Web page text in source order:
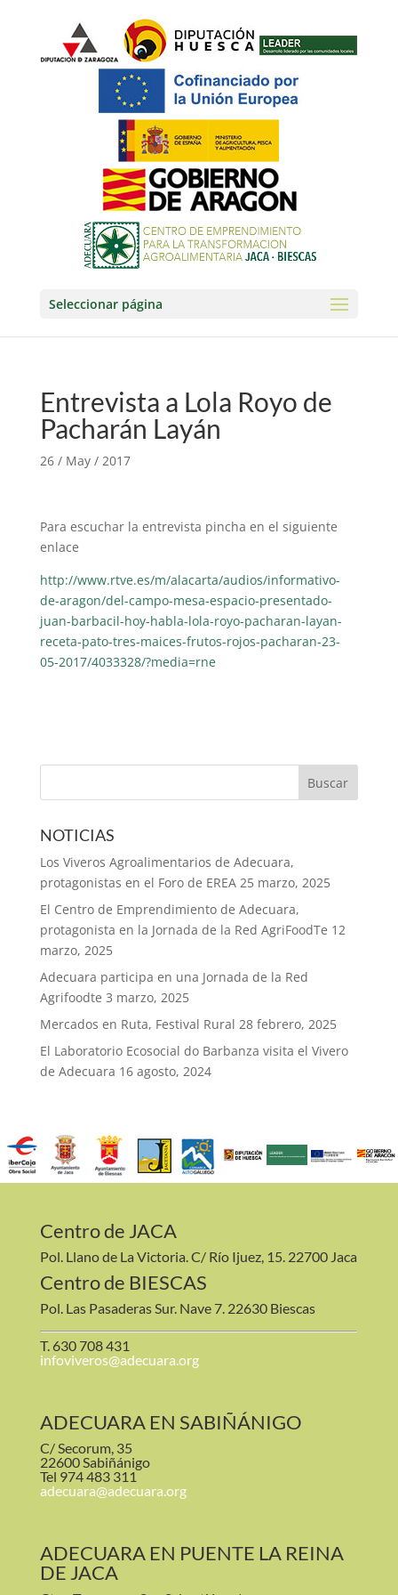
Seleccionar página
Entrevista a Lola Royo de
Pacharán Layán
26 / May / 2017
Para escuchar la entrevista pincha en el siguiente
enlace
http://www.rtve.es/m/alacarta/audios/informativo-
de-aragon/del-campo-mesa-espacio-presentado-
juan-barbacil-hoy-habla-lola-royo-pacharan-layan-
receta-pato-tres-maices-frutos-rojos-pacharan-23-
05-2017/4033328/?media=rne
NOTICIAS
Los Viveros Agroalimentarios de Adecuara,
protagonistas en el Foro de EREA 25 marzo, 2025
El Centro de Emprendimiento de Adecuara,
protagonista en la Jornada de la Red AgriFoodTe 12
marzo, 2025
Adecuara participa en una Jornada de la Red
Agrifoodte 3 marzo, 2025
Mercados en Ruta, Festival Rural 28 febrero, 2025
El Laboratorio Ecosocial do Barbanza visita el Vivero
de Adecuara 16 agosto, 2024
Centro de JACA
Pol. Llano de La Victoria. C/ Río Ijuez, 15. 22700 Jaca
Centro de BIESCAS
Pol. Las Pasaderas Sur. Nave 7. 22630 Biescas
T. 630 708 431
infoviveros@adecuara.org
ADECUARA EN SABIÑÁNIGO
C/ Secorum, 35
22600 Sabiñánigo
Tel 974 483 311
adecuara@adecuara.org
ADECUARA EN PUENTE LA REINA
DE JACA